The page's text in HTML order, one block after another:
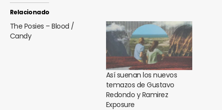
Relacionado
The Posies – Blood /
Candy
Así suenan los nuevos
temazos de Gustavo
Redondo y Ramirez
Exposure